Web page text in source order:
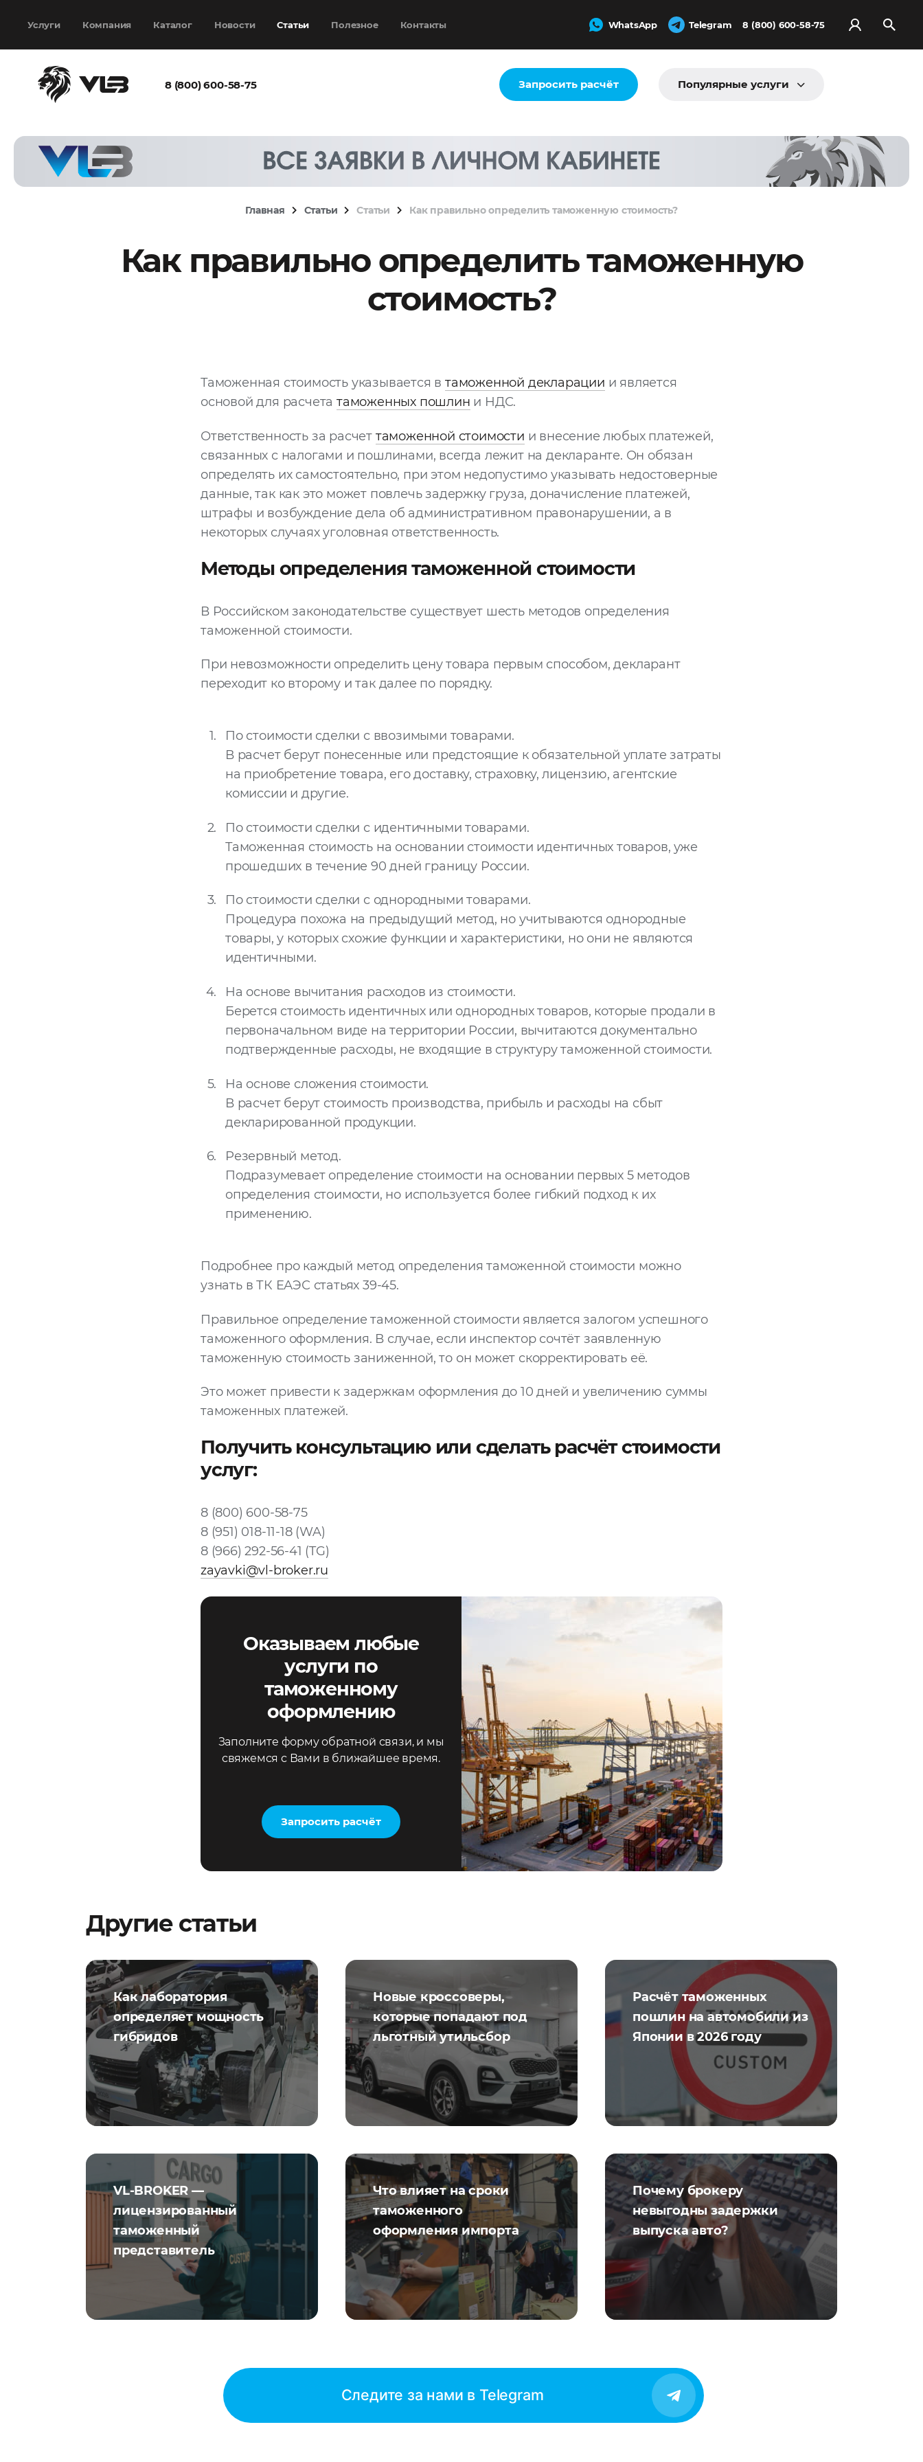
Услуги Компания Каталог Новости Статьи Полезное Контакты WhatsApp Telegram 8 (800) 600-58-75
8 (800) 600-58-75 Запросить расчёт Популярные услуги
Главная Статьи Статьи Как правильно определить таможенную стоимость?
Как правильно определить таможенную
стоимость?
Таможенная стоимость указывается в таможенной декларации и является
основой для расчетатаможенных пошлин и НДС.
Ответственность за расчет таможенной стоимости и внесение любых платежей,
связанных с налогами и пошлинами, всегда лежит на декларанте. Он обязан
определять их самостоятельно, при этом недопустимо указывать недостоверные
данные, так как это может повлечь задержку груза, доначисление платежей,
штрафы и возбуждение дела об административном правонарушении, а в
некоторых случаях уголовная ответственность.
Методы определения таможенной стоимости
В Российском законодательстве существует шесть методов определения
таможенной стоимости.
При невозможности определить цену товара первым способом, декларант
переходит ко второму и так далее по порядку.
По стоимости сделки с ввозимыми товарами.
В расчет берут понесенные или предстоящие к обязательной уплате затраты
на приобретение товара, его доставку, страховку, лицензию, агентские
комиссии и другие.
По стоимости сделки с идентичными товарами.
Таможенная стоимость на основании стоимости идентичных товаров, уже
прошедших в течение 90 дней границу России.
По стоимости сделки с однородными товарами.
Процедура похожа на предыдущий метод, но учитываются однородные
товары, у которых схожие функции и характеристики, но они не являются
идентичными.
На основе вычитания расходов из стоимости.
Берется стоимость идентичных или однородных товаров, которые продали в
первоначальном виде на территории России, вычитаются документально
подтвержденные расходы, не входящие в структуру таможенной стоимости.
На основе сложения стоимости.
В расчет берут стоимость производства, прибыль и расходы на сбыт
декларированной продукции.
Резервный метод.
Подразумевает определение стоимости на основании первых 5 методов
определения стоимости, но используется более гибкий подход к их
применению.
Подробнее про каждый метод определения таможенной стоимости можно
узнать в ТК ЕАЭС статьях 39-45.
Правильное определение таможенной стоимости является залогом успешного
таможенного оформления. В случае, если инспектор сочтёт заявленную
таможенную стоимость заниженной, то он может скорректировать её.
Это может привести к задержкам оформления до 10 дней и увеличению суммы
таможенных платежей.
Получить консультацию или сделать расчёт стоимости
услуг:
8 (800) 600-58-75
8 (951) 018-11-18 (WA)
8 (966) 292-56-41 (TG)
zayavki@vl-broker.ru
Оказываем любые
услуги по
таможенному
оформлению
Заполните форму обратной связи, и мы
свяжемся с Вами в ближайшее время.
Запросить расчёт
Другие статьи
Как лаборатория
определяет мощность
гибридов
Новые кроссоверы,
которые попадают под
льготный утильсбор
Расчёт таможенных
пошлин на автомобили из
Японии в 2026 году
VL-BROKER —
лицензированный
таможенный
представитель
Что влияет на сроки
таможенного
оформления импорта
Почему брокеру
невыгодны задержки
выпуска авто?
Следите за нами в Telegram
выбран
Согласен с
политикой
конфиденциальности
и наобработку моих
Запросить расчёт